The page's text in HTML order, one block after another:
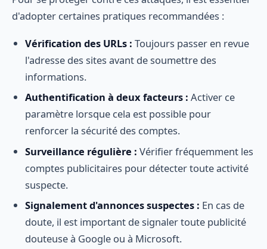
d'adopter certaines pratiques recommandées :
Vérification des URLs : Toujours passer en revue
l'adresse des sites avant de soumettre des
informations.
Authentification à deux facteurs : Activer ce
paramètre lorsque cela est possible pour
renforcer la sécurité des comptes.
Surveillance régulière : Vérifier fréquemment les
comptes publicitaires pour détecter toute activité
suspecte.
Signalement d'annonces suspectes : En cas de
doute, il est important de signaler toute publicité
douteuse à Google ou à Microsoft.